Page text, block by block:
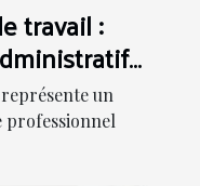
travail :
un
professionnel